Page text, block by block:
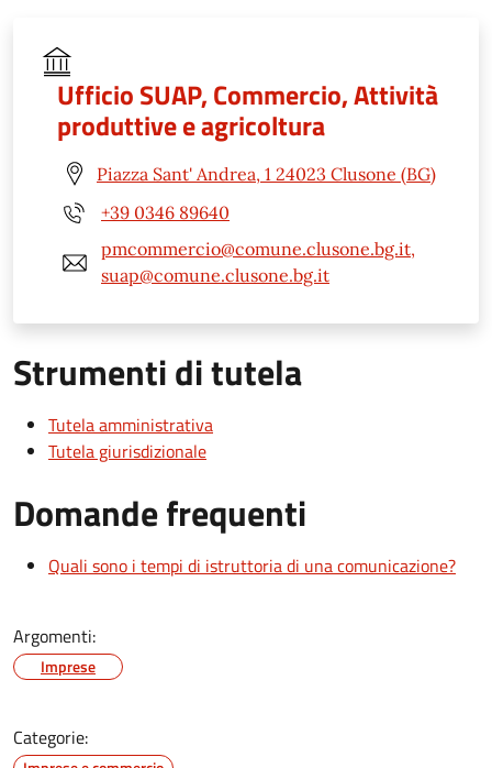
Ufficio SUAP, Commercio, Attività
produttive e agricoltura
Piazza Sant' Andrea, 1 24023 Clusone (BG)
+39 0346 89640
pmcommercio@comune.clusone.bg.it,
suap@comune.clusone.bg.it
Strumenti di tutela
Tutela amministrativa
Tutela giurisdizionale
Domande frequenti
Quali sono i tempi di istruttoria di una comunicazione?
Argomenti:
Imprese
Categorie: